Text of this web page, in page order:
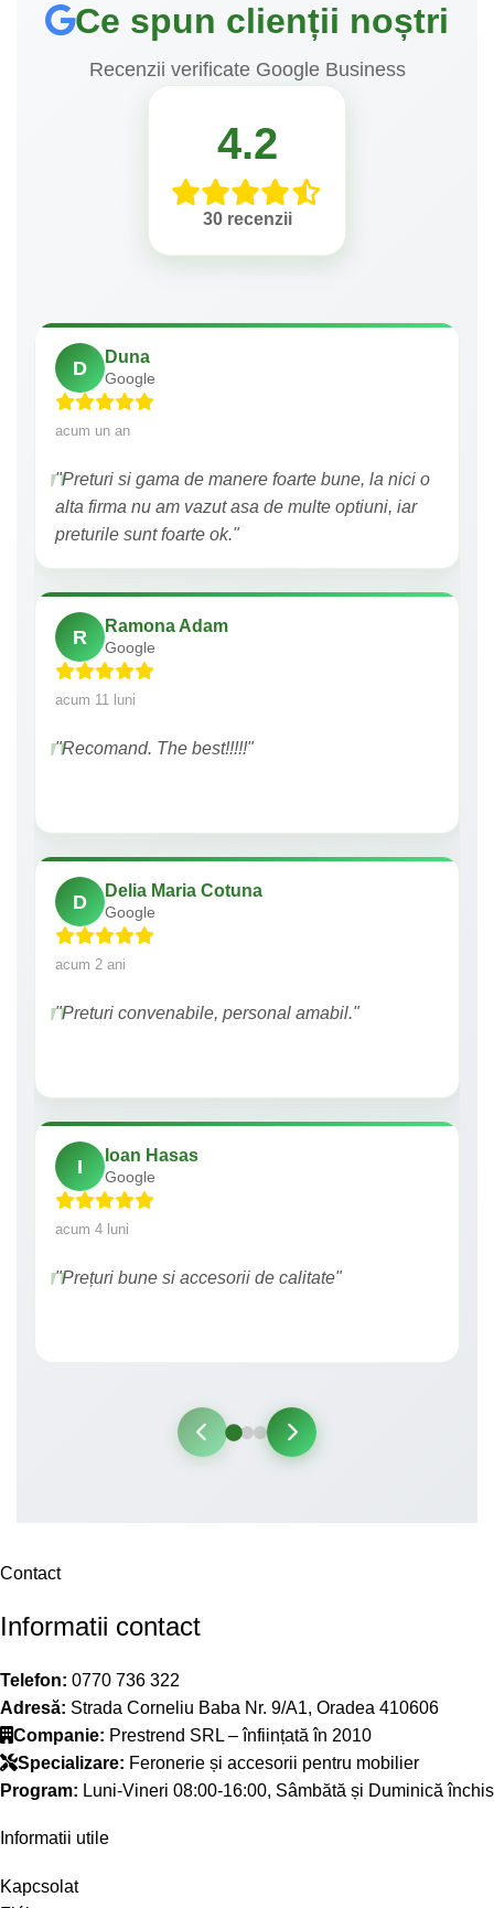
Ce spun clienții noștri
Recenzii verificate Google Business
4.2
30 recenzii
D
Duna
Google
acum un an
"Preturi si gama de manere foarte bune, la nici o
alta firma nu am vazut asa de multe optiuni, iar
preturile sunt foarte ok."
R
Ramona Adam
Google
acum 11 luni
"Recomand. The best!!!!!"
D
Delia Maria Cotuna
Google
acum 2 ani
"Preturi convenabile, personal amabil."
I
Ioan Hasas
Google
acum 4 luni
"Prețuri bune si accesorii de calitate"
Contact
Informatii contact
Telefon: 0770 736 322
Adresă: Strada Corneliu Baba Nr. 9/A1, Oradea 410606
Companie: Prestrend SRL – înființată în 2010
Specializare: Feronerie și accesorii pentru mobilier
Program: Luni-Vineri 08:00-16:00, Sâmbătă și Duminică închis
Informatii utile
Kapcsolat